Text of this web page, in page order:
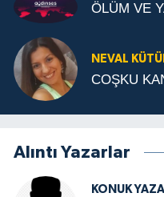
ÖLÜM VE
NEVAL
COŞKU
Alıntı Yazarlar
KONUK